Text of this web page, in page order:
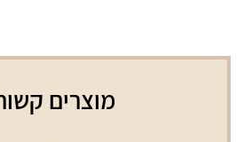
מוצרים